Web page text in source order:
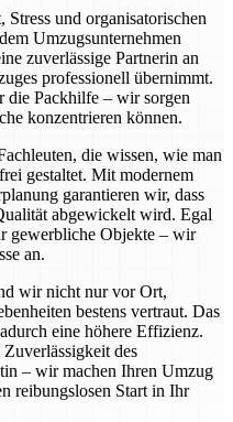
und organisatorischen
Umzugsunternehmen
zuverlässige Partnerin an
professionell übernimmt.
die Packhilfe – wir sorgen
konzentrieren können.
die wissen, wie man
gestaltet. Mit modernem
garantieren wir, dass
abgewickelt wird. Egal
gewerbliche Objekte – wir
an.
wir nicht nur vor Ort,
bestens vertraut. Das
eine höhere Effizienz.
des
– wir machen Ihren Umzug
reibungslosen Start in Ihr